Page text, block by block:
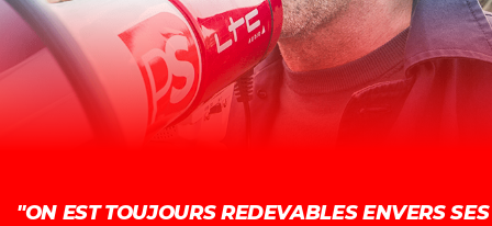
"ON EST TOUJOURS REDEVABLES ENVERS SES